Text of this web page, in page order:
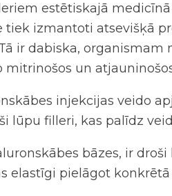
estētiskajā
tiek izmantoti atsevišķā
ir dabiska, organismam
un
injekcijas veido
lūpu filleri, kas palīdz
bāzes, ir
elastīgi pielāgot